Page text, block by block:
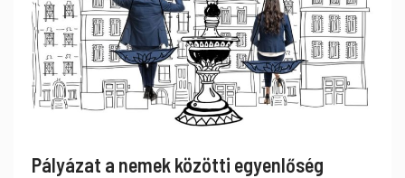
Pályázat a nemek közötti egyenlőség